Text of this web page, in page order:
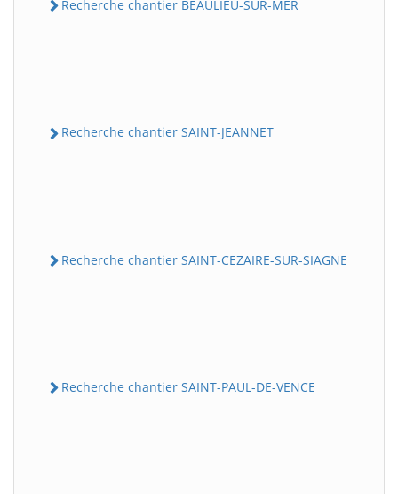
Recherche chantier BEAULIEU-SUR-MER
Recherche chantier SAINT-JEANNET
Recherche chantier SAINT-CEZAIRE-SUR-SIAGNE
Recherche chantier SAINT-PAUL-DE-VENCE